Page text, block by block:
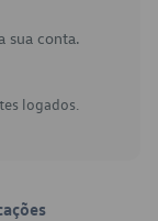
sua conta.
logados.